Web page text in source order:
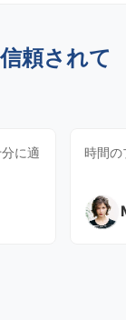
頼されて
に適
時間の